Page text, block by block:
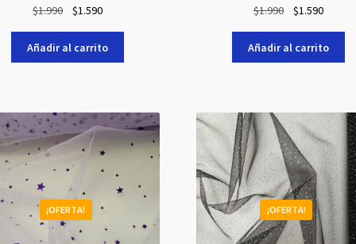
$1.990
El
original
era:
$1.590El
actual
es:
Añadir al carrito
$1.990
original
era:
$1.590El
actual
es:
Añadir al carrito
¡OFERTA! ¡OFERTA!